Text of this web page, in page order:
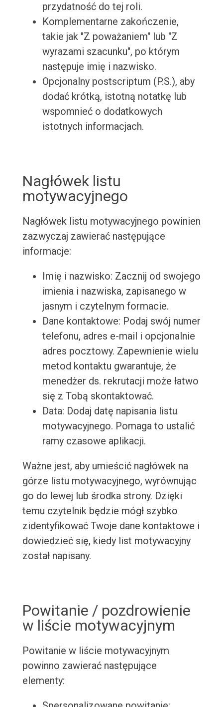
przydatność do tej roli.
Komplementarne zakończenie,
takie jak "Z poważaniem" lub "Z
wyrazami szacunku", po którym
następuje imię i nazwisko.
Opcjonalny postscriptum (P.S.), aby
dodać krótką, istotną notatkę lub
wspomnieć o dodatkowych
istotnych informacjach.
Nagłówek listu
motywacyjnego
Nagłówek listu motywacyjnego powinien
zazwyczaj zawierać następujące
informacje:
Imię i nazwisko: Zacznij od swojego
imienia i nazwiska, zapisanego w
jasnym i czytelnym formacie.
Dane kontaktowe: Podaj swój numer
telefonu, adres e-mail i opcjonalnie
adres pocztowy. Zapewnienie wielu
metod kontaktu gwarantuje, że
menedżer ds. rekrutacji może łatwo
się z Tobą skontaktować.
Data: Dodaj datę napisania listu
motywacyjnego. Pomaga to ustalić
ramy czasowe aplikacji.
Ważne jest, aby umieścić nagłówek na
górze listu motywacyjnego, wyrównując
go do lewej lub środka strony. Dzięki
temu czytelnik będzie mógł szybko
zidentyfikować Twoje dane kontaktowe i
dowiedzieć się, kiedy list motywacyjny
został napisany.
Powitanie / pozdrowienie
w liście motywacyjnym
Powitanie w liście motywacyjnym
powinno zawierać następujące
elementy: